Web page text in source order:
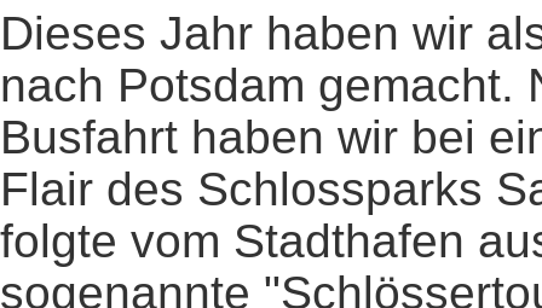
Dieses Jahr haben wir
nach Potsdam gemacht.
Busfahrt haben wir bei
Flair des Schlossparks
folgte vom Stadthafen
sogenannte